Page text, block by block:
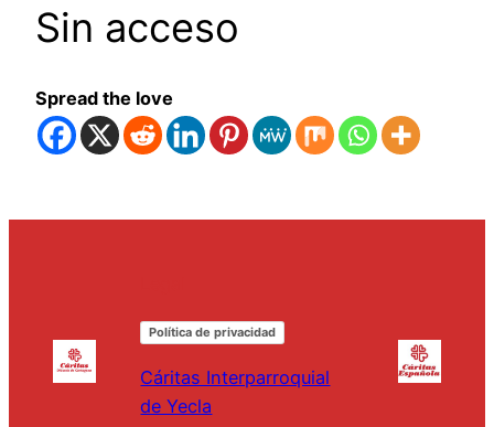
Sin acceso
Spread the love
Política de privacidad
Cáritas Interparroquial
de Yecla